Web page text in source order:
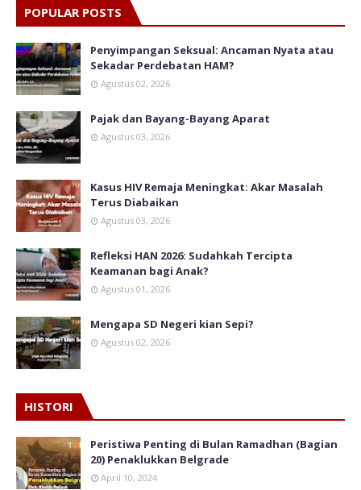
POPULAR POSTS
Penyimpangan Seksual: Ancaman Nyata atau
Sekadar Perdebatan HAM?
Agustus 02, 2026
Pajak dan Bayang-Bayang Aparat
Agustus 03, 2026
Kasus HIV Remaja Meningkat: Akar Masalah
Terus Diabaikan
Agustus 03, 2026
Refleksi HAN 2026: Sudahkah Tercipta
Keamanan bagi Anak?
Agustus 01, 2026
Mengapa SD Negeri kian Sepi?
Agustus 02, 2026
HISTORI
Peristiwa Penting di Bulan Ramadhan (Bagian
20) Penaklukkan Belgrade
April 10, 2024